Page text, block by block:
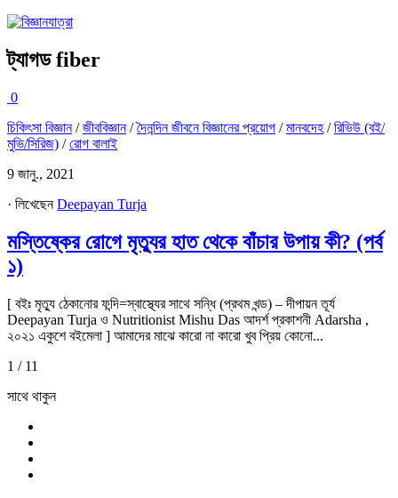
ট্যাগডfiber
0
চিকিৎসা বিজ্ঞান/জীববিজ্ঞান/দৈনন্দিন জীবনে বিজ্ঞানের প্রয়োগ /মানবদেহ/রিভিউ (বই/
মুভি/সিরিজ) /রোগ বালাই
9 জানু., 2021
· লিখেছেনDeepayan Turja
মস্তিষ্কের রোগে মৃত্যুর হাত থেকে বাঁচার উপায় কী? (পর্ব
১)
[ বইঃ মৃত্যু ঠেকানোর ফন্দি=স্বাস্থ্যের সাথে সন্ধি (প্রথম খন্ড) – দীপায়ন তূর্য
Deepayan Turja ও Nutritionist Mishu Das আদর্শ প্রকাশনী Adarsha ,
২০২১ একুশে বইমেলা ] আমাদের মাঝে কারো না কারো খুব প্রিয় কোনো...
1 / 11
সাথে থাকুন